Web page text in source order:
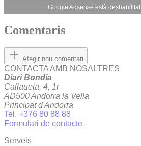
Google Adsense està deshabilitat.
Comentaris
Afegir nou comentari
CONTACTA AMB NOSALTRES
Diari Bondia
Callaueta, 4, 1r
AD500 Andorra la Vella
Principat d'Andorra
Tel. +376 80 88 88
Formulari de contacte
Serveis